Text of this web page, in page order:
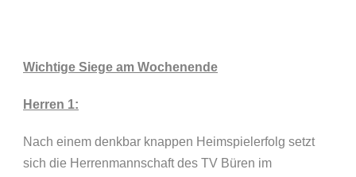
Wichtige Siege am Wochenende
Herren 1:
Nach einem denkbar knappen Heimspielerfolg setzt
sich die Herrenmannschaft des TV Büren im